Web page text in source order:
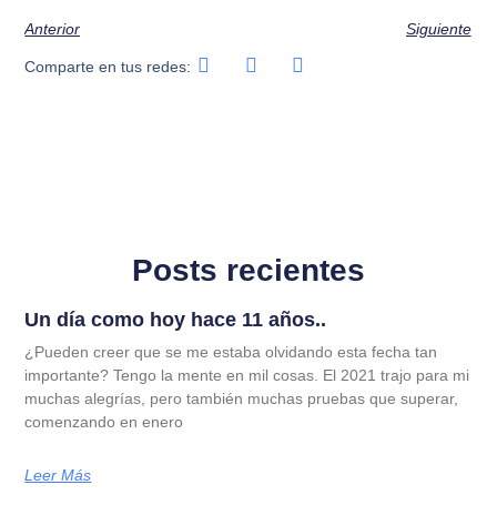
Anterior Siguiente
Comparte en tus redes:
Posts recientes
Un día como hoy hace 11 años..
¿Pueden creer que se me estaba olvidando esta fecha tan
importante? Tengo la mente en mil cosas. El 2021 trajo para mi
muchas alegrías, pero también muchas pruebas que superar,
comenzando en enero
Leer Más